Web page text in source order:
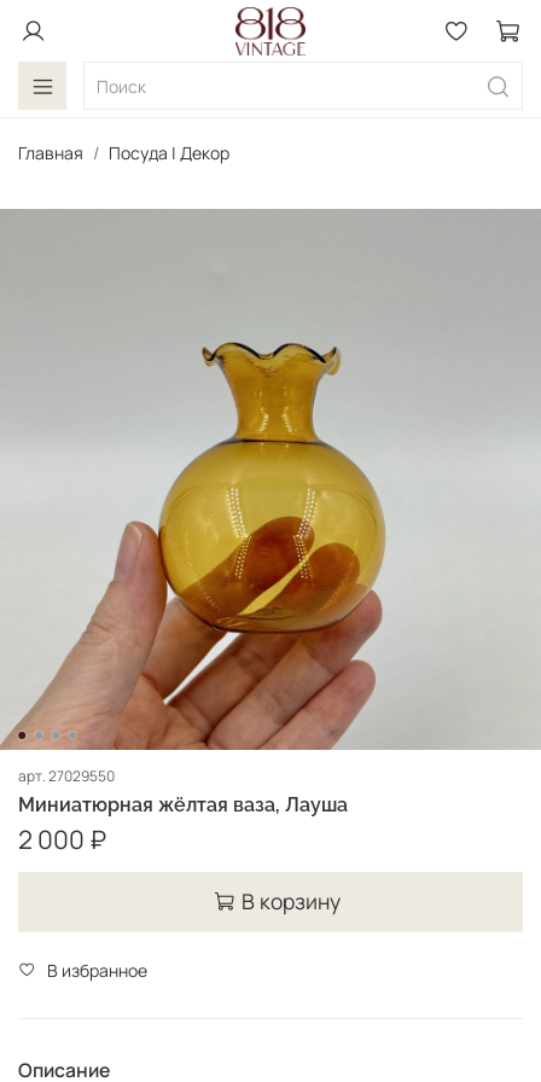
Главная Посуда | Декор
арт.27029550
Миниатюрная жёлтая ваза, Лауша
2 000 ₽
В корзину
В избранное
Описание